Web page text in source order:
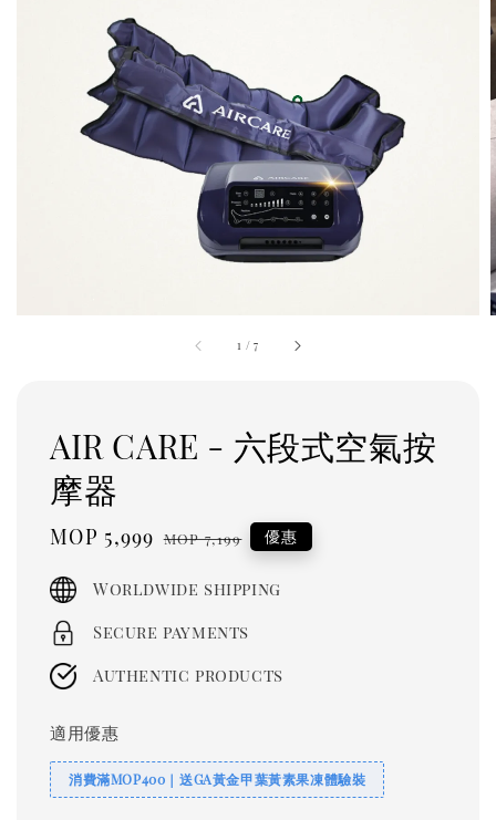
1 /7
AIR CARE - 六段式空氣按
摩器
Sale
MOP 5,999 Regular
MOP 7,199 優惠
Worldwide shipping
Secure payments
Authentic products
適用優惠
消費滿MOP400｜送GA黃金甲葉黃素果凍體驗裝